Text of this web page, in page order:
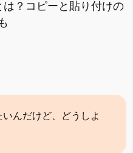
検索
は？コピーと貼り付けの
んだけど、どうしよ